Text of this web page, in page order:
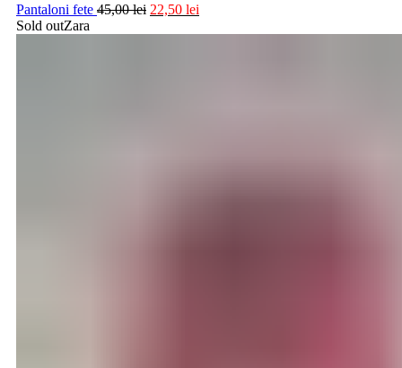
Pantaloni fete 45,00lei 22,50 lei
Sold outZara